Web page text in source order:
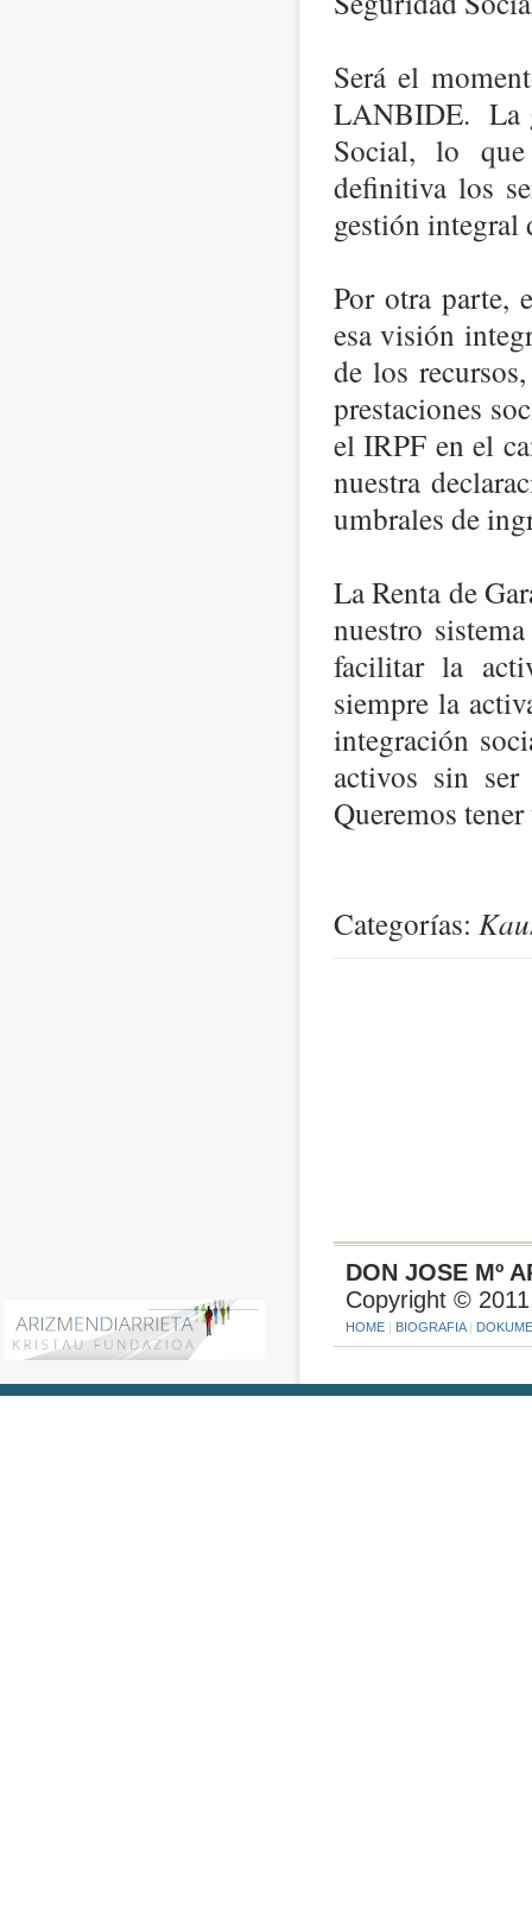
Será el
LANBIDE. La
Social, lo
definitiva los
gestión integral
Por otra parte,
esa visión
de los
prestaciones
el IRPF en el
nuestra
umbrales de
La Renta de
nuestro
facilitar la
siempre la
integración
activos sin
Queremos
Categorías:
DON JOSE Mº
Copyright ©
HOME| BIOGRAFIA|